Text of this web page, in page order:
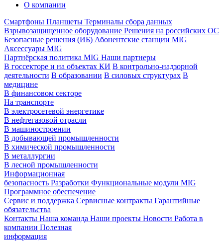
О компании
Смартфоны Планшеты Терминалы сбора данных
Взрывозащищенное оборудование Решения на российских ОС
Безопасные решения (ИБ) Абонентские станции MIG
Аксессуары MIG
Партнёрская политика MIG Наши партнеры
В госсекторе и на объектах КИ В контрольно-надзорной
деятельности В образовании В силовых структурах В
медицине
В финансовом секторе
На транспорте
В электросетевой энергетике
В нефтегазовой отрасли
В машиностроении
В добывающей промышленности
В химической промышленности
В металлургии
В лесной промышленности
Информационная
безопасность Разработки Функциональные модули MIG
Программное обеспечение
Сервис и поддержка Сервисные контракты Гарантийные
обязательства
Контакты Наша команда Наши проекты Новости Работа в
компании Полезная
информация